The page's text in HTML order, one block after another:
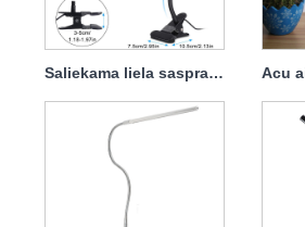
Saliekama liela saspraudes lieljaudas īpaši spilgta LED galda lampa